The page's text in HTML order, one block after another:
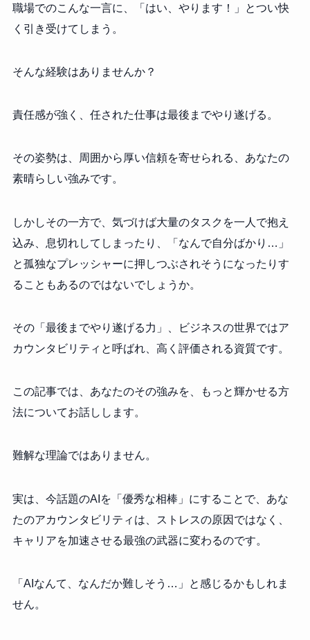
職場でのこんな一言に、「はい、やります！」とつい快
く引き受けてしまう。
そんな経験はありませんか？
責任感が強く、任された仕事は最後までやり遂げる。
その姿勢は、周囲から厚い信頼を寄せられる、あなたの
素晴らしい強みです。
しかしその一方で、気づけば大量のタスクを一人で抱え
込み、息切れしてしまったり、「なんで自分ばかり…」
と孤独なプレッシャーに押しつぶされそうになったりす
ることもあるのではないでしょうか。
その「最後までやり遂げる力」、ビジネスの世界ではア
カウンタビリティと呼ばれ、高く評価される資質です。
この記事では、あなたのその強みを、もっと輝かせる方
法についてお話しします。
難解な理論ではありません。
実は、今話題のAIを「優秀な相棒」にすることで、あな
たのアカウンタビリティは、ストレスの原因ではなく、
キャリアを加速させる最強の武器に変わるのです。
「AIなんて、なんだか難しそう…」と感じるかもしれま
せん。